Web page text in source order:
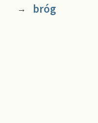
→ bróg